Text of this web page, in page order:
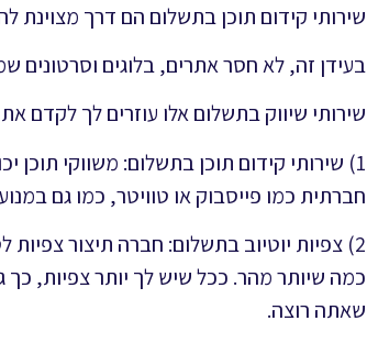
שירותי קידום תוכן בתשלום הם דרך מצוינת
בעידן זה, לא חסר אתרים, בלוגים וסרטונים
שירותי שיווק בתשלום אלו עוזרים לך לקדם
1) שירותי קידום תוכן בתשלום: משווקי
חברתית כמו פייסבוק או טוויטר, כמו גם
2) צפיות יוטיוב בתשלום: חברה תיצור
כמה שיותר מהר. ככל שיש לך יותר צפיות, כך
שאתה רוצה.